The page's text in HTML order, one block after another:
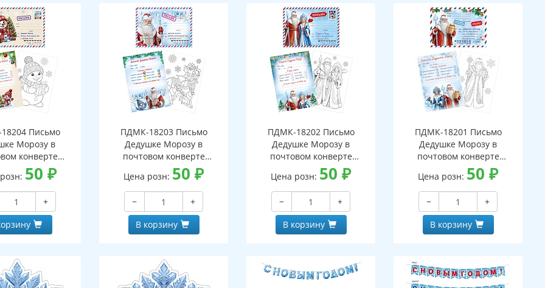
Письмо
Морозу в
конверте
письмо с текстом
на обороте,
фигурка)
50₽
+
ПДМК-18203 Письмо
Дедушке Морозу в
почтовом конверте
(конверт, письмо с текстом
и раскраской на обороте,
вырубная фигурка)
Цена розн: 50₽
−
+
В корзину
ПДМК-18202 Письмо
Дедушке Морозу в
почтовом конверте
(конверт, письмо с текстом
и раскраской на обороте,
вырубная фигурка)
Цена розн: 50₽
−
+
В корзину
ПДМК-18201 Письмо
Дедушке Морозу в
почтовом конверте
(конверт, письмо с текстом
и раскраской на обороте,
вырубная фигурка)
Цена розн: 50₽
−
+
В корзину